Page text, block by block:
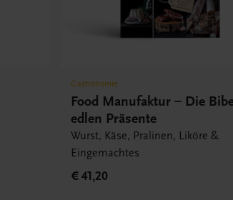
Gastronomie
Food Manufaktur – Die
edlen Präsente
Wurst, Käse, Pralinen, Liköre &
Eingemachtes
€ 41,20